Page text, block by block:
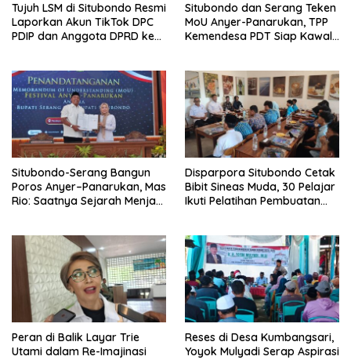
Tujuh LSM di Situbondo Resmi
Laporkan Akun TikTok DPC
PDIP dan Anggota DPRD ke
Situbondo dan Serang Teken
MoU Anyer-Panarukan, TPP
Kemendesa PDT Siap Kawal
Situbondo-Serang Bangun
Poros Anyer–Panarukan, Mas
Rio: Saatnya Sejarah Menjadi
Disparpora Situbondo Cetak
Bibit Sineas Muda, 30 Pelajar
Ikuti Pelatihan Pembuatan
Peran di Balik Layar Trie
Utami dalam Re-Imajinasi
Reses di Desa Kumbangsari,
Yoyok Mulyadi Serap Aspirasi